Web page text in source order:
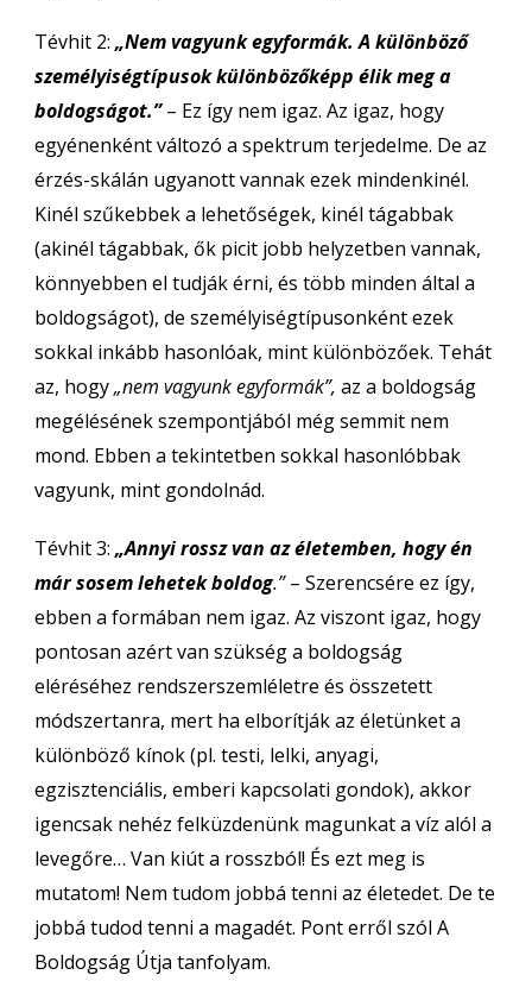
Tévhit 2: „Nem vagyunk egyformák. A különböző
személyiségtípusok különbözőképp élik meg a
boldogságot.”– Ez így nem igaz. Az igaz, hogy
egyénenként változó a spektrum terjedelme. De az
érzés-skálán ugyanott vannak ezek mindenkinél.
Kinél szűkebbek a lehetőségek, kinél tágabbak
(akinél tágabbak, ők picit jobb helyzetben vannak,
könnyebben el tudják érni, és több minden által a
boldogságot), de személyiségtípusonként ezek
sokkal inkább hasonlóak, mint különbözőek. Tehát
az, hogy„nem vagyunk egyformák”, az a boldogság
megélésének szempontjából még semmit nem
mond. Ebben a tekintetben sokkal hasonlóbbak
vagyunk, mint gondolnád.
Tévhit 3: „Annyi rossz van az életemben, hogy én
már sosem lehetek boldog.”– Szerencsére ez így,
ebben a formában nem igaz. Az viszont igaz, hogy
pontosan azért van szükség a boldogság
eléréséhez rendszerszemléletre és összetett
módszertanra, mert ha elborítják az életünket a
különböző kínok (pl. testi, lelki, anyagi,
egzisztenciális, emberi kapcsolati gondok), akkor
igencsak nehéz felküzdenünk magunkat a víz alól a
levegőre… Van kiút a rosszból! És ezt meg is
mutatom! Nem tudom jobbá tenni az életedet. De te
jobbá tudod tenni a magadét. Pont erről szól A
Boldogság Útja tanfolyam.